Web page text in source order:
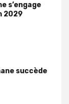
s’engage
2029
succède